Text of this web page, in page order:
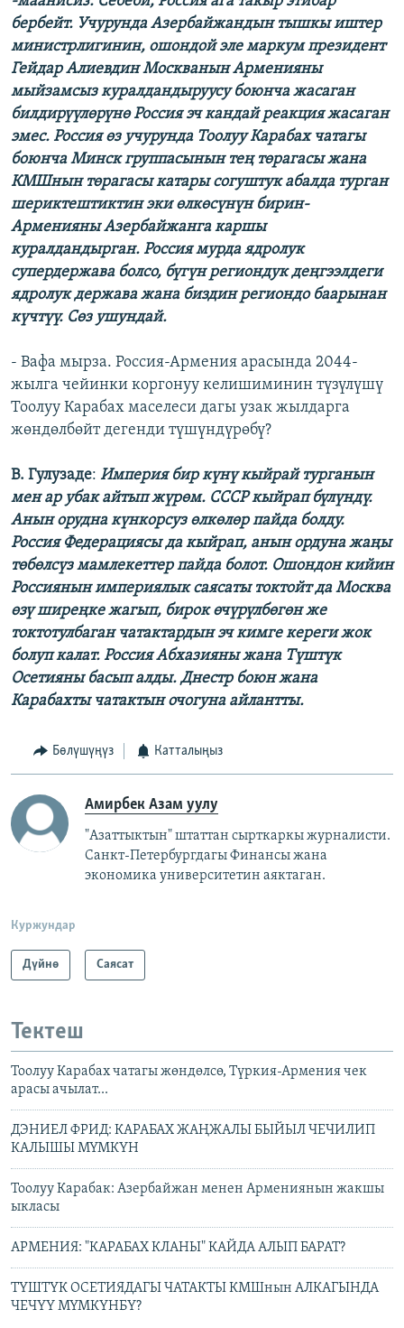
бербейт. Учурунда Азербайжандын тышкы иштер
министрлигинин, ошондой эле маркум президент
Гейдар Алиевдин Москванын Арменияны
мыйзамсыз куралдандыруусу боюнча жасаган
билдирүүлөрүнө Россия эч кандай реакция жасаган
эмес. Россия өз учурунда Тоолуу Карабах чатагы
боюнча Минск группасынын тең төрагасы жана
КМШнын төрагасы катары согуштук абалда турган
шериктештиктин эки өлкөсүнүн бирин-
Арменияны Азербайжанга каршы
куралдандырган. Россия мурда ядролук
супердержава болсо, бүгүн региондук деңгээлдеги
ядролук держава жана биздин региондо баарынан
күчтүү. Сөз ушундай.
- Вафа мырза. Россия-Армения арасында 2044-
жылга чейинки коргонуу келишиминин түзүлүшү
Тоолуу Карабах маселеси дагы узак жылдарга
жөндөлбөйт дегенди түшүндүрөбү?
В. Гулузаде: Империя бир күнү кыйрай турганын
мен ар убак айтып жүрөм. СССР кыйрап бүлүндү.
Анын орудна күнкорсуз өлкөлөр пайда болду.
Россия Федерациясы да кыйрап, анын ордуна жаңы
төбөлсүз мамлекеттер пайда болот. Ошондон кийин
Россиянын империялык саясаты токтойт да Москва
өзү ширеңке жагып, бирок өчүрүлбөгөн же
токтотулбаган чатактардын эч кимге кереги жок
болуп калат. Россия Абхазияны жана Түштүк
Осетияны басып алды. Днестр боюн жана
Карабахты чатактын очогуна айлантты.
Бөлүшүңүз Катталыңыз
Амирбек Азам уулу
"Азаттыктын" штаттан сырткаркы журналисти.
Санкт-Петербургдагы Финансы жана
экономика университетин аяктаган.
Куржундар
Дүйнө Саясат
Тектеш
Тоолуу Карабах чатагы жөндөлсө, Түркия-Армения чек
арасы ачылат...
ДЭНИЕЛ ФРИД: КАРАБАХ ЖАҢЖАЛЫ БЫЙЫЛ ЧЕЧИЛИП
КАЛЫШЫ МҮМКҮН
Тоолуу Карабак: Азербайжан менен Армениянын жакшы
ыкласы
АРМЕНИЯ: "КАРАБАХ КЛАНЫ" КАЙДА АЛЫП БАРАТ?
ТҮШТҮК ОСЕТИЯДАГЫ ЧАТАКТЫ КМШнын АЛКАГЫНДА
ЧЕЧҮҮ МҮМКҮНБҮ?